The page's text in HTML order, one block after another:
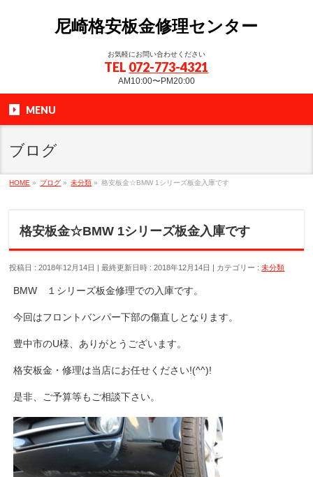
尼崎格安板金修理センター
お気軽にお問い合わせください
TEL 072-773-4321
AM10:00〜PM20:00
MENU
ブログ
HOME » ブログ » 未分類 » 格安板金☆BMW 1シリーズ板金入庫です
格安板金☆BMW 1シリーズ板金入庫です
投稿日 : 2018年12月14日 最終更新日時 : 2018年12月14日 カテゴリー :未分類
BMW １シリーズ板金修理での入庫です。
今回はフロントバンパー下部の傷直しとなります。
豊中市のU様、ありがとうございます。
格安板金・修理は当店にお任せください!(^^)!
是非、ご予算等もご相談下さい。